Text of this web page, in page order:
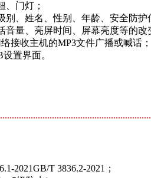
、门灯；
别、姓名、性别、年龄、安全防护
音量、亮屏时间、屏幕亮度等的
接收主机的MP3文件广播或喊话；
置界面。
2021GB/T 3836.2-2021；